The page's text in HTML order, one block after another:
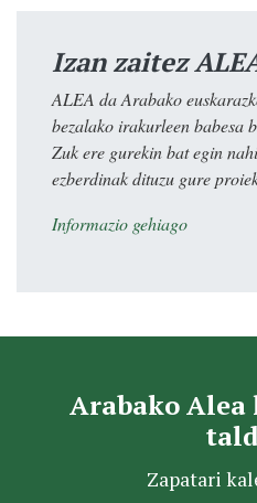
Izan zaitez
ALEA da Arabako
bezalako irakurleen babesa
Zuk ere gurekin bat egin
ezberdinak dituzu gure
Informazio gehiago
Arabako
Zapatari